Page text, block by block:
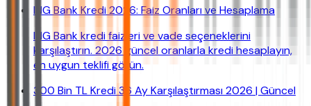
ING Bank Kredi 2026: Faiz Oranları ve Hesaplama
ING Bank kredi faizleri ve vade seçeneklerini
karşılaştırın. 2026 güncel oranlarla kredi hesaplayın,
en uygun teklifi görün.
300 Bin TL Kredi 36 Ay Karşılaştırması 2026 | Güncel